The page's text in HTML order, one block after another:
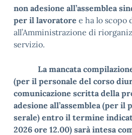
non adesione all’assemblea
per il lavoratore e ha lo scopo
all’Amministrazione di
servizio.
La mancata compilazione
(per il personale del corso
comunicazione scritta della
adesione all’assemblea (per il
serale) entro il termine
2026 ore 12.00) sarà intesa